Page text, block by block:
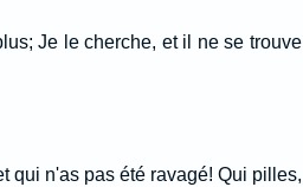
Je le cherche, et il ne se trouve
qui n'as pas été ravagé! Qui pilles,